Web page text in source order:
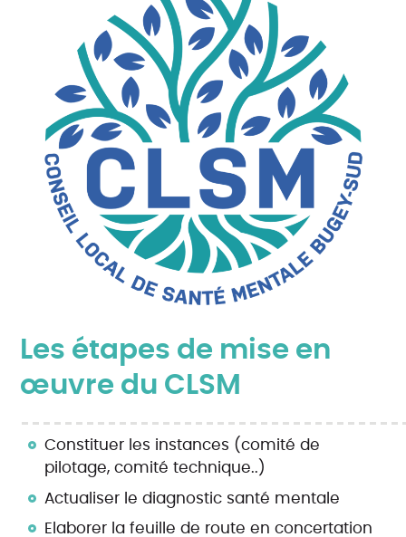
Les étapes de mise en
œuvre du CLSM
Constituer les instances (comité de
pilotage, comité technique..)
Actualiser le diagnostic santé mentale
Elaborer la feuille de route en concertation